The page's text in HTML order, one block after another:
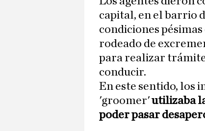
capital, en el barrio
condiciones
rodeado de
para realizar
conducir.
En este sentido, los
'groomer'utilizaba
poder pasar